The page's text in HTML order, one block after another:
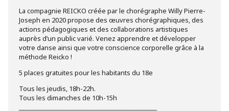
La compagnie REICKO créée par le chorégraphe Willy Pierre-
Joseph en 2020 propose des œuvres chorégraphiques, des
actions pédagogiques et des collaborations artistiques
auprès d’un public varié. Venez apprendre et développer
votre danse ainsi que votre conscience corporelle grâce à la
méthode Reicko !
5 places gratuites pour les habitants du 18e
Tous les jeudis, 18h-22h.
Tous les dimanches de 10h-15h